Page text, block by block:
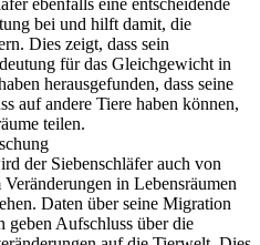
ebenfalls eine entscheidende
bei und hilft damit, die
Dies zeigt, dass sein
für das Gleichgewicht in
herausgefunden, dass seine
auf andere Tiere haben können,
teilen.
der Siebenschläfer auch von
in Lebensräumen
Daten über seine Migration
geben Aufschluss über die